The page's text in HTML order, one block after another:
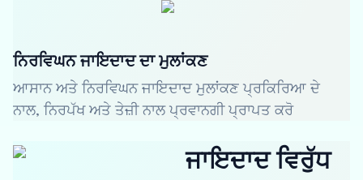
ਨਿਰਵਿਘਨ ਜਾਇਦਾਦ ਦਾ ਮੁਲਾਂਕਣ
ਆਸਾਨ ਅਤੇ ਨਿਰਵਿਘਨ ਜਾਇਦਾਦ ਮੁਲਾਂਕਣ ਪ੍ਰਕਿਰਿਆ ਦੇ
ਨਾਲ, ਨਿਰਪੱਖ ਅਤੇ ਤੇਜ਼ੀ ਨਾਲ ਪ੍ਰਵਾਨਗੀ ਪ੍ਰਾਪਤ ਕਰੋ
ਜਾਇਦਾਦ ਵਿਰੁੱਧ